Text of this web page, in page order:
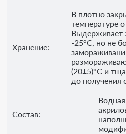
Хранение:
В плотно
температуре
Выдерживает
-25°С, но не
(20±5)°С и
до получения
Состав: